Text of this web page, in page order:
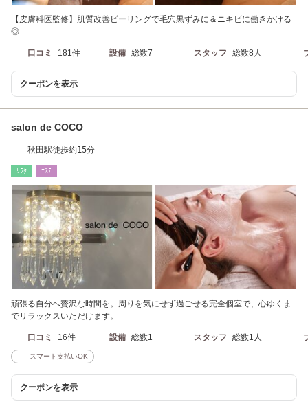
【皮膚科医監修】肌質改善ピーリングで毛穴黒ずみに＆ニキビに働きかける
◎
口コミ 181件 設備 総数7 スタッフ 総数8人
クーポンを表示
salon de COCO
秋田駅徒歩約15分
ﾘﾗｸ ｴｽﾃ
頑張る自分へ贅沢な時間を。周りを気にせず過ごせる完全個室で、心ゆくま
でリラックスいただけます。
口コミ 16件 設備 総数1 スタッフ 総数1人
スマート支払いOK
クーポンを表示